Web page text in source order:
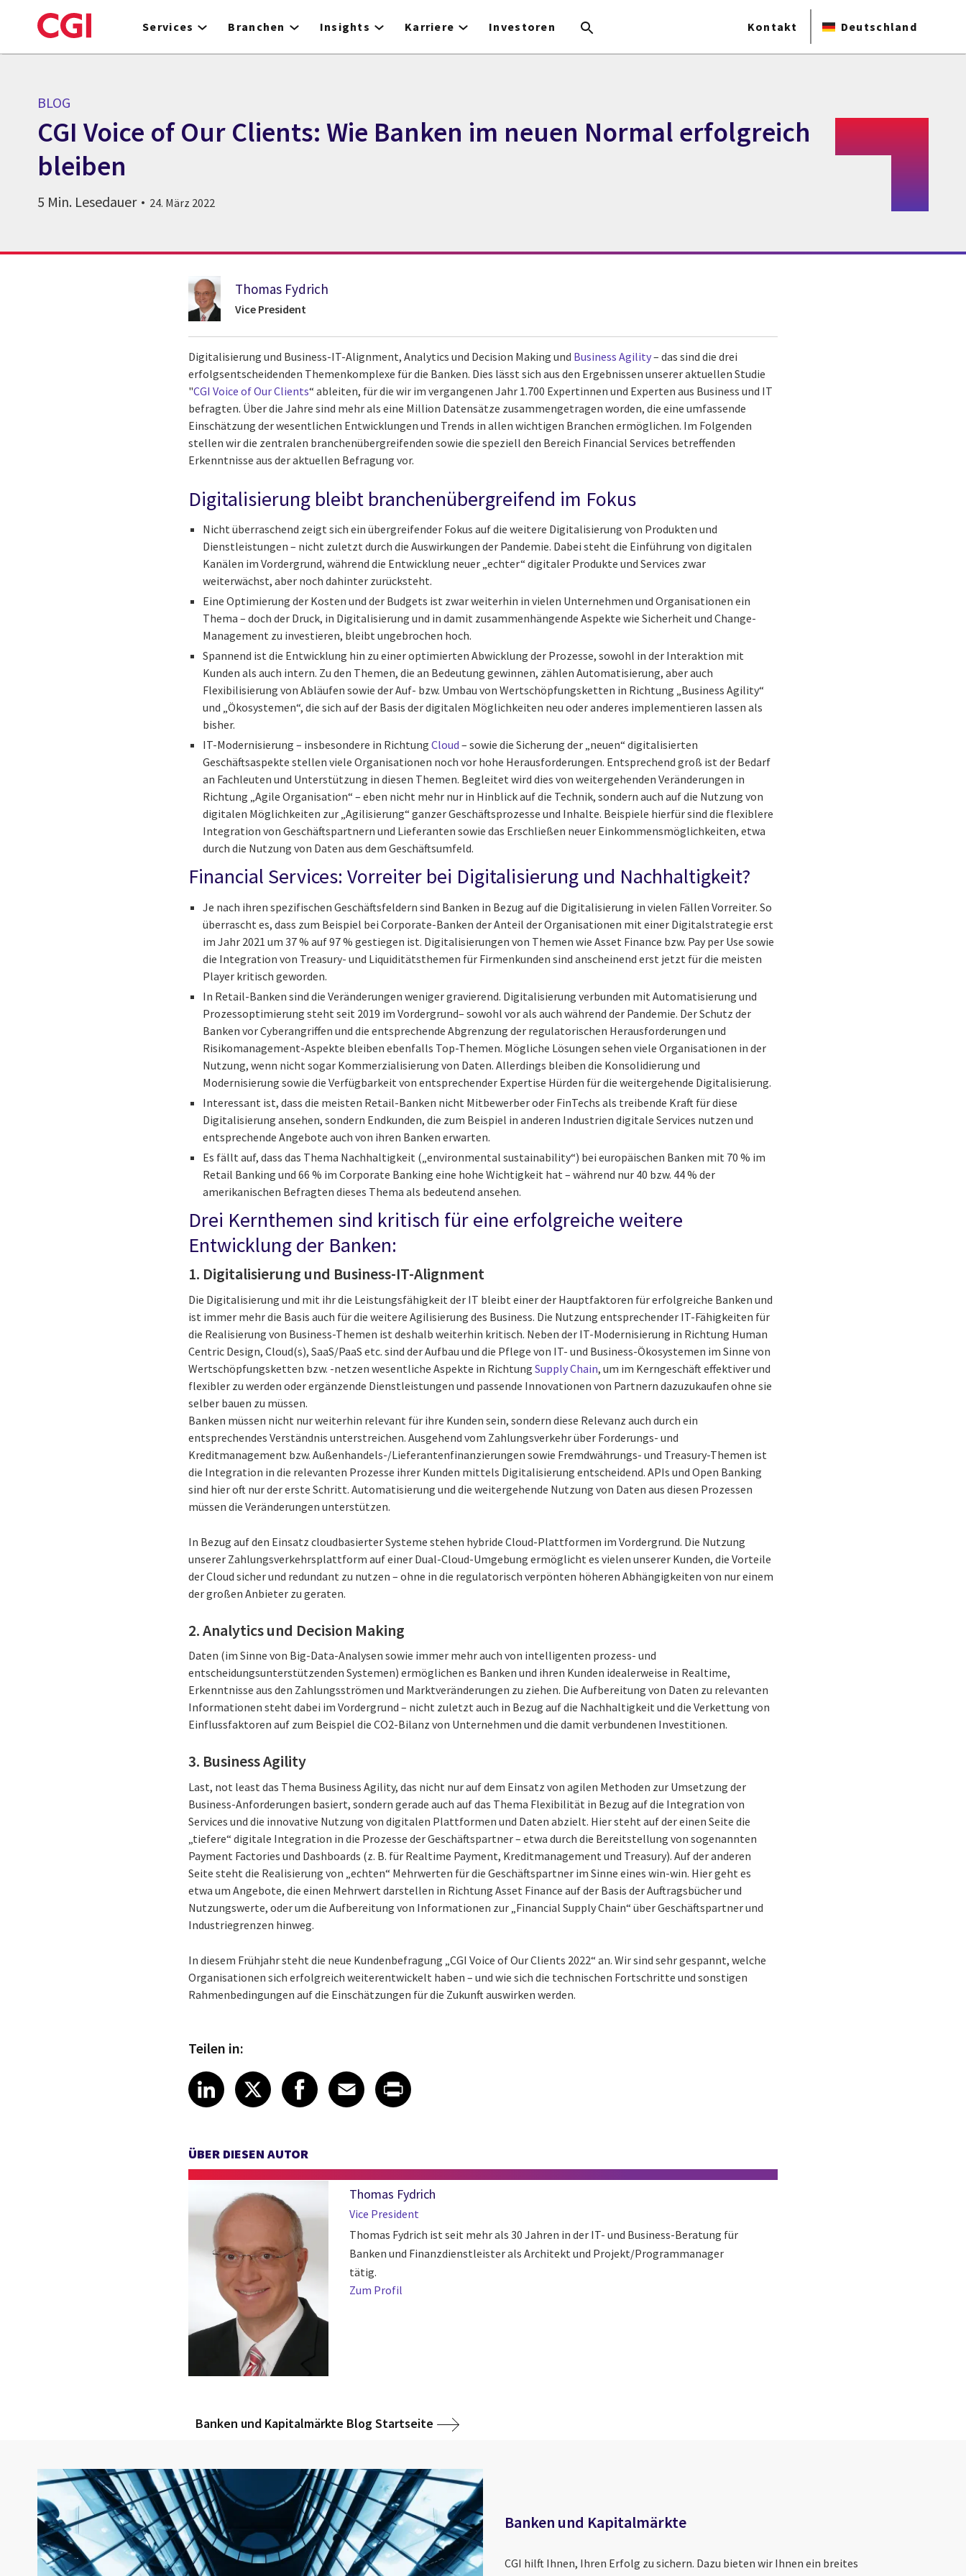
to
Services Branchen Insights Karriere Investoren Kontakt Deutschland
BLOG
CGI Voice of Our Clients: Wie Banken im neuen Normal erfolgreich
bleiben
5 Min. Lesedauer 24. März 2022
Thomas Fydrich
Vice President
Digitalisierung und Business-IT-Alignment, Analytics und Decision Making und Business Agility– das sind die drei
erfolgsentscheidenden Themenkomplexe für die Banken. Dies lässt sich aus den Ergebnissen unserer aktuellen Studie
"CGI Voice of Our Clients“ ableiten, für die wir im vergangenen Jahr 1.700 Expertinnen und Experten aus Business und IT
befragten. Über die Jahre sind mehr als eine Million Datensätze zusammengetragen worden, die eine umfassende
Einschätzung der wesentlichen Entwicklungen und Trends in allen wichtigen Branchen ermöglichen. Im Folgenden
stellen wir die zentralen branchenübergreifenden sowie die speziell den Bereich Financial Services betreffenden
Erkenntnisse aus der aktuellen Befragung vor.
Digitalisierung bleibt branchenübergreifend im Fokus
Nicht überraschend zeigt sich ein übergreifender Fokus auf die weitere Digitalisierung von Produkten und
Dienstleistungen – nicht zuletzt durch die Auswirkungen der Pandemie. Dabei steht die Einführung von digitalen
Kanälen im Vordergrund, während die Entwicklung neuer „echter“ digitaler Produkte und Services zwar
weiterwächst, aber noch dahinter zurücksteht.
Eine Optimierung der Kosten und der Budgets ist zwar weiterhin in vielen Unternehmen und Organisationen ein
Thema – doch der Druck, in Digitalisierung und in damit zusammenhängende Aspekte wie Sicherheit und Change-
Management zu investieren, bleibt ungebrochen hoch.
Spannend ist die Entwicklung hin zu einer optimierten Abwicklung der Prozesse, sowohl in der Interaktion mit
Kunden als auch intern. Zu den Themen, die an Bedeutung gewinnen, zählen Automatisierung, aber auch
Flexibilisierung von Abläufen sowie der Auf- bzw. Umbau von Wertschöpfungsketten in Richtung „Business Agility“
und „Ökosystemen“, die sich auf der Basis der digitalen Möglichkeiten neu oder anderes implementieren lassen als
bisher.
IT-Modernisierung – insbesondere in RichtungCloud– sowie die Sicherung der „neuen“ digitalisierten
Geschäftsaspekte stellen viele Organisationen noch vor hohe Herausforderungen. Entsprechend groß ist der Bedarf
an Fachleuten und Unterstützung in diesen Themen. Begleitet wird dies von weitergehenden Veränderungen in
Richtung „Agile Organisation“ – eben nicht mehr nur in Hinblick auf die Technik, sondern auch auf die Nutzung von
digitalen Möglichkeiten zur „Agilisierung“ ganzer Geschäftsprozesse und Inhalte. Beispiele hierfür sind die flexiblere
Integration von Geschäftspartnern und Lieferanten sowie das Erschließen neuer Einkommensmöglichkeiten, etwa
durch die Nutzung von Daten aus dem Geschäftsumfeld.
Financial Services: Vorreiter bei Digitalisierung und Nachhaltigkeit?
Je nach ihren spezifischen Geschäftsfeldern sind Banken in Bezug auf die Digitalisierung in vielen Fällen Vorreiter. So
überrascht es, dass zum Beispiel bei Corporate-Banken der Anteil der Organisationen mit einer Digitalstrategie erst
im Jahr 2021 um 37 % auf 97 % gestiegen ist. Digitalisierungen von Themen wie Asset Finance bzw. Pay per Use sowie
die Integration von Treasury- und Liquiditätsthemen für Firmenkunden sind anscheinend erst jetzt für die meisten
Player kritisch geworden.
In Retail-Banken sind die Veränderungen weniger gravierend. Digitalisierung verbunden mit Automatisierung und
Prozessoptimierung steht seit 2019 im Vordergrund– sowohl vor als auch während der Pandemie. Der Schutz der
Banken vor Cyberangriffen und die entsprechende Abgrenzung der regulatorischen Herausforderungen und
Risikomanagement-Aspekte bleiben ebenfalls Top-Themen. Mögliche Lösungen sehen viele Organisationen in der
Nutzung, wenn nicht sogar Kommerzialisierung von Daten. Allerdings bleiben die Konsolidierung und
Modernisierung sowie die Verfügbarkeit von entsprechender Expertise Hürden für die weitergehende Digitalisierung.
Interessant ist, dass die meisten Retail-Banken nicht Mitbewerber oder FinTechs als treibende Kraft für diese
Digitalisierung ansehen, sondern Endkunden, die zum Beispiel in anderen Industrien digitale Services nutzen und
entsprechende Angebote auch von ihren Banken erwarten.
Es fällt auf, dass das Thema Nachhaltigkeit („environmental sustainability“) bei europäischen Banken mit 70 % im
Retail Banking und 66 % im Corporate Banking eine hohe Wichtigkeit hat – während nur 40 bzw. 44 % der
amerikanischen Befragten dieses Thema als bedeutend ansehen.
Drei Kernthemen sind kritisch für eine erfolgreiche weitere
Entwicklung der Banken:
1. Digitalisierung und Business-IT-Alignment
Die Digitalisierung und mit ihr die Leistungsfähigkeit der IT bleibt einer der Hauptfaktoren für erfolgreiche Banken und
ist immer mehr die Basis auch für die weitere Agilisierung des Business. Die Nutzung entsprechender IT-Fähigkeiten für
die Realisierung von Business-Themen ist deshalb weiterhin kritisch. Neben der IT-Modernisierung in Richtung Human
Centric Design, Cloud(s), SaaS/PaaS etc. sind der Aufbau und die Pflege von IT- und Business-Ökosystemen im Sinne von
Wertschöpfungsketten bzw. -netzen wesentliche Aspekte in RichtungSupply Chain, um im Kerngeschäft effektiver und
flexibler zu werden oder ergänzende Dienstleistungen und passende Innovationen von Partnern dazuzukaufen ohne sie
selber bauen zu müssen.
Banken müssen nicht nur weiterhin relevant für ihre Kunden sein, sondern diese Relevanz auch durch ein
entsprechendes Verständnis unterstreichen. Ausgehend vom Zahlungsverkehr über Forderungs- und
Kreditmanagement bzw. Außenhandels-/Lieferantenfinanzierungen sowie Fremdwährungs- und Treasury-Themen ist
die Integration in die relevanten Prozesse ihrer Kunden mittels Digitalisierung entscheidend. APIs und Open Banking
sind hier oft nur der erste Schritt. Automatisierung und die weitergehende Nutzung von Daten aus diesen Prozessen
müssen die Veränderungen unterstützen.
In Bezug auf den Einsatz cloudbasierter Systeme stehen hybride Cloud-Plattformen im Vordergrund. Die Nutzung
unserer Zahlungsverkehrsplattform auf einer Dual-Cloud-Umgebung ermöglicht es vielen unserer Kunden, die Vorteile
der Cloud sicher und redundant zu nutzen – ohne in die regulatorisch verpönten höheren Abhängigkeiten von nur einem
der großen Anbieter zu geraten.
2. Analytics und Decision Making
Daten (im Sinne von Big-Data-Analysen sowie immer mehr auch von intelligenten prozess- und
entscheidungsunterstützenden Systemen) ermöglichen es Banken und ihren Kunden idealerweise in Realtime,
Erkenntnisse aus den Zahlungsströmen und Marktveränderungen zu ziehen. Die Aufbereitung von Daten zu relevanten
Informationen steht dabei im Vordergrund – nicht zuletzt auch in Bezug auf die Nachhaltigkeit und die Verkettung von
Einflussfaktoren auf zum Beispiel die CO2-Bilanz von Unternehmen und die damit verbundenen Investitionen.
3. Business Agility
Last, not least das Thema Business Agility, das nicht nur auf dem Einsatz von agilen Methoden zur Umsetzung der
Business-Anforderungen basiert, sondern gerade auch auf das Thema Flexibilität in Bezug auf die Integration von
Services und die innovative Nutzung von digitalen Plattformen und Daten abzielt. Hier steht auf der einen Seite die
„tiefere“ digitale Integration in die Prozesse der Geschäftspartner – etwa durch die Bereitstellung von sogenannten
Payment Factories und Dashboards (z. B. für Realtime Payment, Kreditmanagement und Treasury). Auf der anderen
Seite steht die Realisierung von „echten“ Mehrwerten für die Geschäftspartner im Sinne eines win-win. Hier geht es
etwa um Angebote, die einen Mehrwert darstellen in Richtung Asset Finance auf der Basis der Auftragsbücher und
Nutzungswerte, oder um die Aufbereitung von Informationen zur „Financial Supply Chain“ über Geschäftspartner und
Industriegrenzen hinweg.
In diesem Frühjahr steht die neue Kundenbefragung „CGI Voice of Our Clients 2022“ an. Wir sind sehr gespannt, welche
Organisationen sich erfolgreich weiterentwickelt haben – und wie sich die technischen Fortschritte und sonstigen
Rahmenbedingungen auf die Einschätzungen für die Zukunft auswirken werden.
Teilen in:
Share article on LinkedIn
LinkedIn
Share article on X
XShare article on Facebook
Facebook
Share article on Email
Email
Share article on Print
ÜBER DIESEN AUTOR
Thomas Fydrich
Vice President
Thomas Fydrich ist seit mehr als 30 Jahren in der IT- und Business-Beratung für
Banken und Finanzdienstleister als Architekt und Projekt/Programmanager
tätig.
Zum Profil
Banken und Kapitalmärkte Blog Startseite
Banken und Kapitalmärkte
CGI hilft Ihnen, Ihren Erfolg zu sichern. Dazu bieten wir Ihnen ein breites